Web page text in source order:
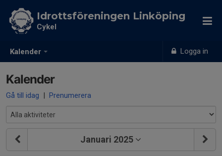
Kalender Logga in
Idrottsföreningen Linköping
Cykel
Kalender
Gå till idag | Prenumerera
Januari 2025